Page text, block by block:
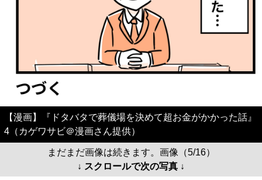
【漫画】『ドタバタで葬儀場を決めて超お金がかかった話』
4（カゲワサビ＠漫画さん提供）
まだまだ画像は続きます。画像（5/16）
↓ スクロールで次の写真 ↓